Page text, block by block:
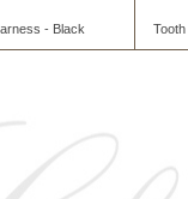
- Black